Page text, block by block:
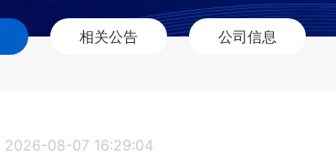
相关公告 公司信息
2026-08-07 16:29:04